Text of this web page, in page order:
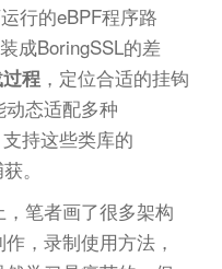
行的eBPF程序路
成BoringSSL的差
程 ，定位合适的挂钩
态适配多种
持这些类库的
。
笔者画了很多架构
，录制使用方法，